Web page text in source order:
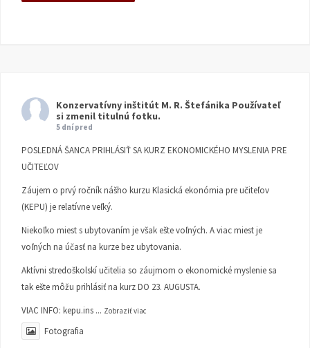
Konzervatívny inštitút M. R. Štefánika Používateľ
si zmenil titulnú fotku.
5 dní pred
POSLEDNÁ ŠANCA PRIHLÁSIŤ SA KURZ EKONOMICKÉHO MYSLENIA PRE
UČITEĽOV
Záujem o prvý ročník nášho kurzu Klasická ekonómia pre učiteľov
(KEPU) je relatívne veľký.
Niekoľko miest s ubytovaním je však ešte voľných. A viac miest je
voľných na účasť na kurze bez ubytovania.
Aktívni stredoškolskí učitelia so záujmom o ekonomické myslenie sa
tak ešte môžu prihlásiť na kurz DO 23. AUGUSTA.
VIAC INFO: kepu.ins ... Zobraziť viac
Fotografia